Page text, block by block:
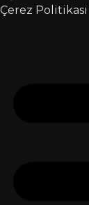
Çerez Politikası